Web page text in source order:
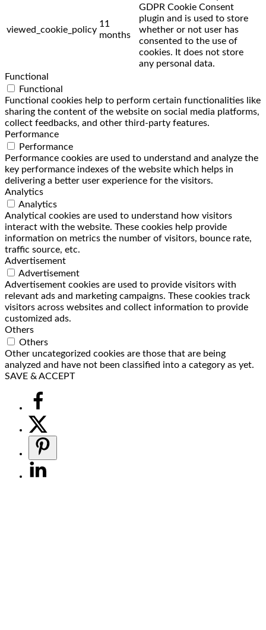
viewed_cookie_policy
11
months
GDPR Cookie Consent
plugin and is used to store
whether or not user has
consented to the use of
cookies. It does not store
any personal data.
Functional
Functional
Functional cookies help to perform certain functionalities like
sharing the content of the website on social media platforms,
collect feedbacks, and other third-party features.
Performance
Performance
Performance cookies are used to understand and analyze the
key performance indexes of the website which helps in
delivering a better user experience for the visitors.
Analytics
Analytics
Analytical cookies are used to understand how visitors
interact with the website. These cookies help provide
information on metrics the number of visitors, bounce rate,
traffic source, etc.
Advertisement
Advertisement
Advertisement cookies are used to provide visitors with
relevant ads and marketing campaigns. These cookies track
visitors across websites and collect information to provide
customized ads.
Others
Others
Other uncategorized cookies are those that are being
analyzed and have not been classified into a category as yet.
SAVE & ACCEPT